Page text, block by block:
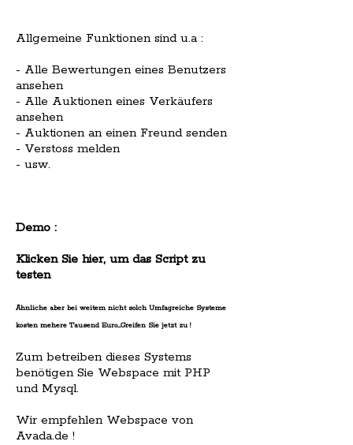
Allgemeine Funktionen sind u.a :
- Alle Bewertungen eines Benutzers
ansehen
- Alle Auktionen eines Verkäufers
ansehen
- Auktionen an einen Freund senden
- Verstoss melden
- usw.
Demo :
Klicken Sie hier, um das Script zu
testen
Ähnliche aber bei weitem nicht solch Umfagreiche Systeme
kosten mehere Tausend Euro....Greifen Sie jetzt zu !
Zum betreiben dieses Systems
benötigen Sie Webspace mit PHP
und Mysql.
Wir empfehlen Webspace von
Avada.de !